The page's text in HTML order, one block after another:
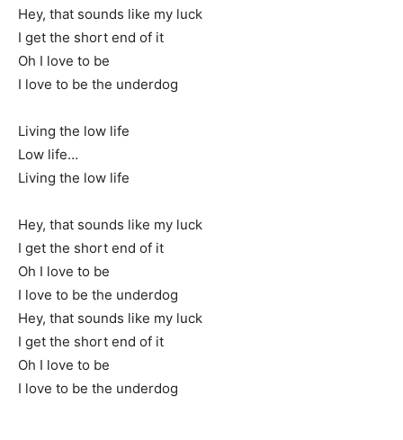
Hey, that sounds like my luck
I get the short end of it
Oh I love to be
I love to be the underdog
Living the low life
Low life…
Living the low life
Hey, that sounds like my luck
I get the short end of it
Oh I love to be
I love to be the underdog
Hey, that sounds like my luck
I get the short end of it
Oh I love to be
I love to be the underdog